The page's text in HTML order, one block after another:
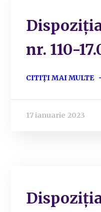
nr. 110-
CITIȚI MAI MULTE
17 ianuarie 2023